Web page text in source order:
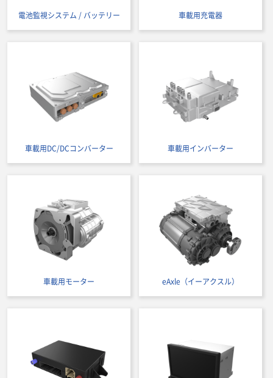
電池監視システム / バッテリー 車載用充電器
車載用DC/DCコンバーター 車載用インバーター
車載用モーター eAxle（イーアクスル）